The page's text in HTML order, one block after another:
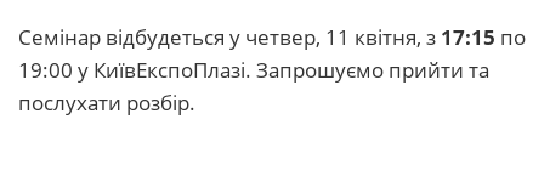
Семінар відбудеться у четвер, 11 квітня, з 17:15 по
19:00 у КиївЕкспоПлазі. Запрошуємо прийти та
послухати розбір.